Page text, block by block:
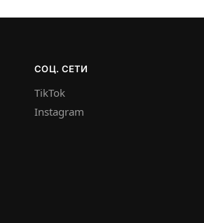
СОЦ. СЕТИ
TikTok
Instagram